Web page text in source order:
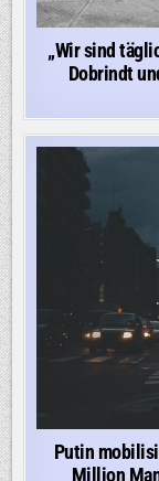
„Wir sind
Dobrindt
Putin
Million